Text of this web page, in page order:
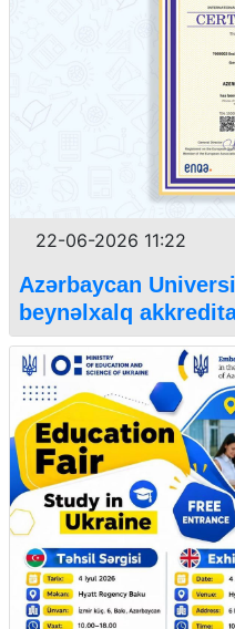
22-06-2026 11:22
Azərbaycan
beynəlxalq